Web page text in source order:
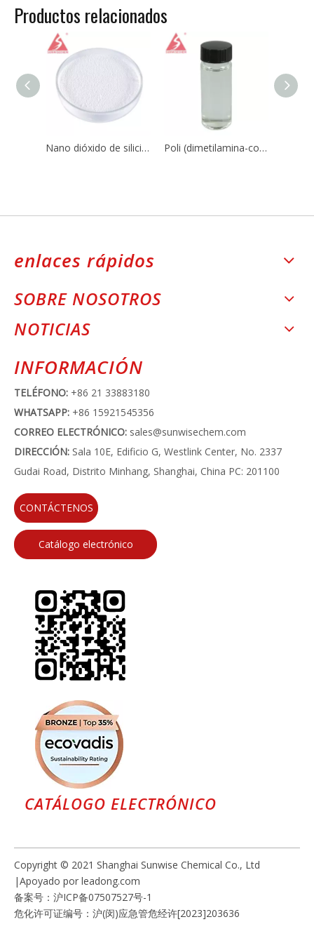
Productos relacionados
Nano dióxido de silicio Sio2 CAS 7631-86-9 para caucho de silicona Poli (dimetilamina-co-epiclorohidrina-co-etilendiamina) CAS No.:25988-97-0 / 39660-17-8
enlaces rápidos
SOBRE NOSOTROS
NOTICIAS
INFORMACIÓN
TELÉFONO: +86 21 33883180
WHATSAPP: +86 15921545356
CORREO ELECTRÓNICO: sales@sunwisechem.com
DIRECCIÓN: Sala 10E, Edificio G, Westlink Center, No. 2337
Gudai Road, Distrito Minhang, Shanghai, China PC: 201100
CONTÁCTENOS
Catálogo electrónico
CATÁLOGO ELECTRÓNICO
Copyright © 2021 Shanghai Sunwise Chemical Co., Ltd
|Apoyado por leadong.com
备案号： 沪ICP备07507527号-1
危化许可证编号：沪(闵)应急管危经许[2023]203636